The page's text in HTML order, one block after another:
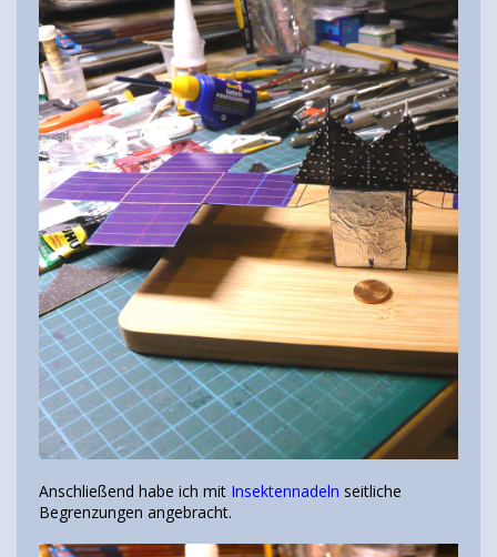
Anschließend habe ich mit Insektennadeln seitliche
Begrenzungen angebracht.